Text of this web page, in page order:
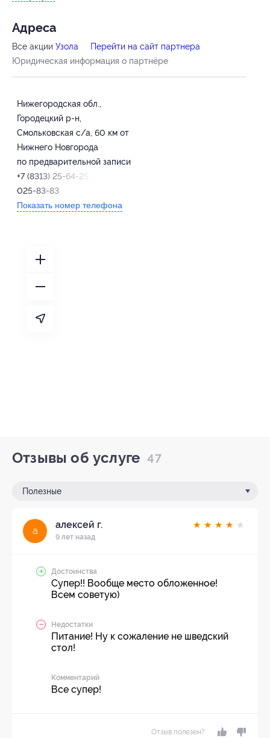
Адресa
Все акции Узола
Перейти на сайт партнера
Юридическая информация о партнёре
Нижегородская обл.,
Городецкий р-н,
Смольковская с/а, 60 км от
Нижнего Новгорода
по предварительной записи
+7 (8313) 25-64-25, +7 (920)
025-83-83
Показать номер телефона
Отзывы об услуге 47
Полезные
а
алексей г.
9 лет назад
★ ★ ★ ★ ★
Достоинства
Супер!! Вообще место обложенное!
Всем советую)
Недостатки
Питание! Ну к сожаление не шведский
стол!
Комментарий
Все супер!
Отзыв полезен?